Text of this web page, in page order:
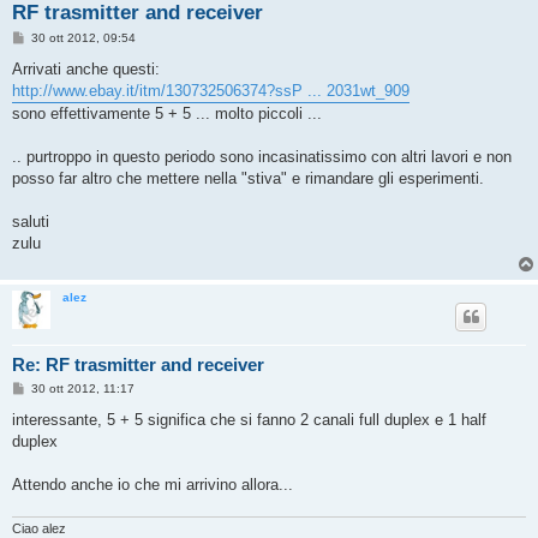
RF trasmitter and receiver
M
s
a
g
g
o
30 ott 2012, 09:54
Arrivati anche questi:
http://www.ebay.it/itm/130732506374?ssP ... 2031wt_909
sono effettivamente 5 + 5 ... molto piccoli ...
.. purtroppo in questo periodo sono incasinatissimo con altri lavori e non
posso far altro che mettere nella "stiva" e rimandare gli esperimenti.
saluti
zulu
alez
Re: RF trasmitter and receiver
M
s
a
i
30 ott 2012, 11:17
interessante, 5 + 5 significa che si fanno 2 canali full duplex e 1 half
duplex
Attendo anche io che mi arrivino allora...
Ciao alez